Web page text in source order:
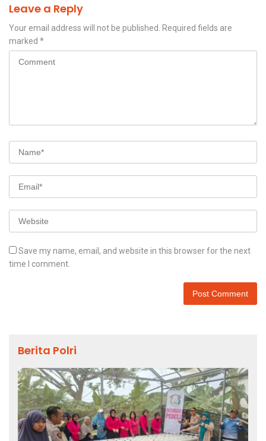
Leave a Reply
Your email address will not be published. Required fields are
marked *
Save my name, email, and website in this browser for the next
time I comment.
Berita Polri